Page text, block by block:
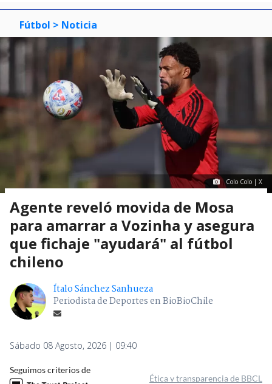
Fútbol > Noticia
Colo Colo | X
Agente reveló movida de Mosa
para amarrar a Vozinha y asegura
que fichaje "ayudará" al fútbol
chileno
Ítalo Sánchez Sanhueza
Periodista de Deportes en BioBioChile
Sábado 08 Agosto, 2026 | 09:40
Seguimos criterios de
Ética y transparencia de BBCL